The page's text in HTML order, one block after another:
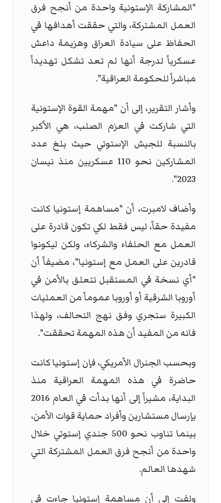
"المشاركة الإستونية واحدة من أنجح فرق
العمل المشتركة، والتي حققت أهدافها في
الحفاظ على سيادة العراق وهزيمة داعش
عسكرياً لدرجة أنها لم تعد تشكل تهديداً
مباشراً للحكومة العراقية".
وأشار التقرير، إلى أن "مهمة القوة الإستونية
التي شاركت في العزم الصلب، هي الأكبر
بالنسبة للجيش الإستوني حيث بلغ عدد
المشاركين نحو 110 عسكريين منذ نيسان
2023".
وأضاف لامبرت، أن "مساهمة إستونيا كانت
مفيدة حقاً، ليس فقط لكي تكون قادرة على
العمل مع الحلفاء والشركاء، ولكن ليكونوا
قادرين على العمل مع إستونيا"، مضيفاً أن
"أي نسخة في المستقبل تتعلق بالأمن في
أوروبا الشرقية أو أوروبا عموماً من العمليات
الكبيرة ستجري وفق نهج التحالف، ولهذا
فانه من المفيد أن هذه المهمة تحققت".
وبحسب الجنرال الأمريكي، فإن إستونيا كانت
حاضرة في هذه المهمة العراقية منذ
البداية، مشيراً إلى أنها بدأت في العام 2016
بإرسال مستشارين وأفراد حماية قوات الأمن،
بينما تناوب نحو 500 جندي إستوني خلال
واحدة من أنجح فرق العمل المشتركة التي
شهدها العالم.
ولفت إلى أن مساهمة إستونيا جاءت في